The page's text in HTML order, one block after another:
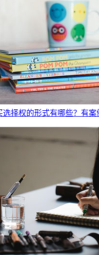
选择权的形式有哪些？有案